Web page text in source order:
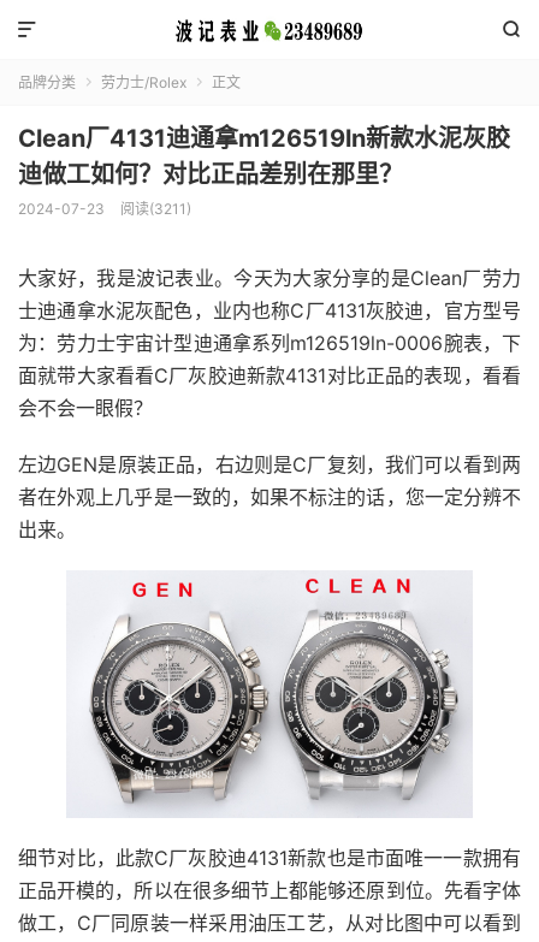


品牌分类  劳力士/Rolex  正文
Clean厂4131迪通拿m126519ln新款水泥灰胶
迪做工如何？对比正品差别在那里？
2024-07-23 阅读(3211)
大家好，我是波记表业。今天为大家分享的是Clean厂劳力
士迪通拿水泥灰配色，业内也称C厂4131灰胶迪，官方型号
为：劳力士宇宙计型迪通拿系列m126519ln-0006腕表，下
面就带大家看看C厂灰胶迪新款4131对比正品的表现，看看
会不会一眼假？
左边GEN是原装正品，右边则是C厂复刻，我们可以看到两
者在外观上几乎是一致的，如果不标注的话，您一定分辨不
出来。
细节对比，此款C厂灰胶迪4131新款也是市面唯一一款拥有
正品开模的，所以在很多细节上都能够还原到位。先看字体
做工，C厂同原装一样采用油压工艺，从对比图中可以看到